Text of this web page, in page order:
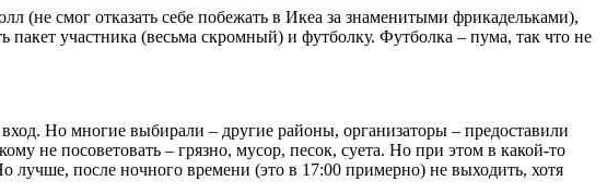
(не смог отказать себе побежать в Икеа за знаменитыми фрикадельками),
пакет участника (весьма скромный) и футболку. Футболка – пума, так что не
Но многие выбирали – другие районы, организаторы – предоставили
не посоветовать – грязно, мусор, песок, суета. Но при этом в какой-то
лучше, после ночного времени (это в 17:00 примерно) не выходить, хотя